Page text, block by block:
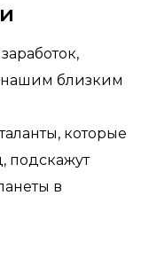
нашим близким
которые
подскажут
в